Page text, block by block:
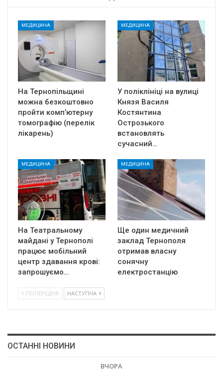
МЕДИЦИНА
На Тернопільщині
можна безкоштовно
пройти комп’ютерну
томографію (перелік
лікарень)
МЕДИЦИНА
У поліклініці на вулиці
Князя Василя
Костянтина
Острозького
встановлять
сучасний…
МЕДИЦИНА
На Театральному
майдані у Тернополі
працює мобільний
центр здавання крові:
запрошуємо…
МЕДИЦИНА
Ще один медичний
заклад Тернополя
отримав власну
сонячну
електростанцію
ПОПЕРЕДНЯ НАСТУПНА
ОСТАННІ НОВИНИ
ВЧОРА